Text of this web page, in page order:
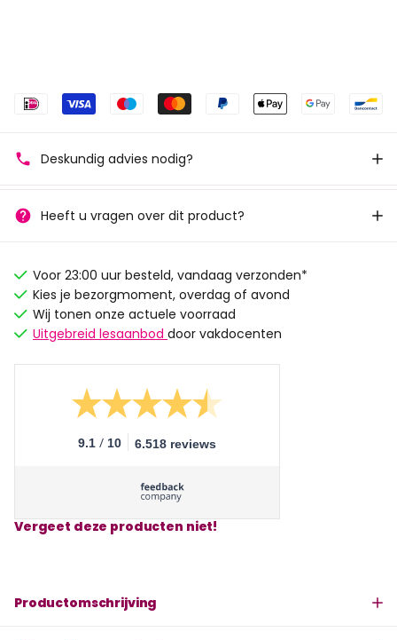
Deskundig advies nodig?
Heeft u vragen over dit product?
Voor 23:00 uur besteld, vandaag verzonden*
Kies je bezorgmoment, overdag of avond
Wij tonen onze actuele voorraad
Uitgebreid lesaanbod door vakdocenten
9.1 / 10 6.518 reviews
Vergeet deze producten niet!
Productomschrijving